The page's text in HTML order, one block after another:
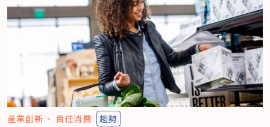
產業創新 責任消費 趨勢